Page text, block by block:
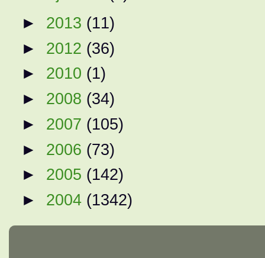
► 2013 (11)
► 2012 (36)
► 2010 (1)
► 2008 (34)
► 2007 (105)
► 2006 (73)
► 2005 (142)
► 2004 (1342)